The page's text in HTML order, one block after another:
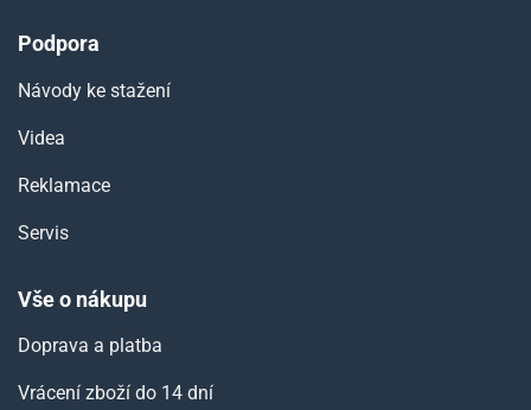
Podpora
Návody ke stažení
Videa
Reklamace
Servis
Vše o nákupu
Doprava a platba
Vrácení zboží do 14 dní